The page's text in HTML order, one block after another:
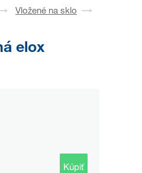
Vložené na sklo
elox
Kúpiť